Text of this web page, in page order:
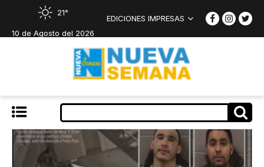
21°
10 de Agosto del 2026
EDICIONES IMPRESAS